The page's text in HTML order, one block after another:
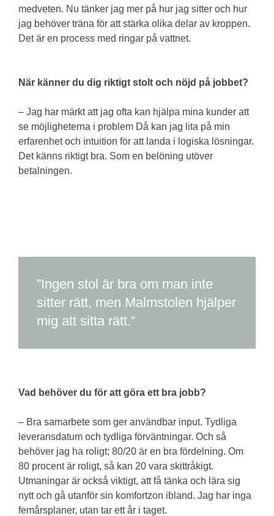
medveten. Nu tänker jag mer på hur jag sitter och hur
jag behöver träna för att stärka olika delar av kroppen.
Det är en process med ringar på vattnet.
När känner du dig riktigt stolt och nöjd på jobbet?
– Jag har märkt att jag ofta kan hjälpa mina kunder att
se möjligheterna i problem Då kan jag lita på min
erfarenhet och intuition för att landa i logiska lösningar.
Det känns riktigt bra. Som en belöning utöver
betalningen.
”Ingen stol är bra om man inte
sitter rätt, men Malmstolen hjälper
mig att sitta rätt.”
Vad behöver du för att göra ett bra jobb?
– Bra samarbete som ger användbar input. Tydliga
leveransdatum och tydliga förväntningar. Och så
behöver jag ha roligt; 80/20 är en bra fördelning. Om
80 procent är roligt, så kan 20 vara skittråkigt.
Utmaningar är också viktigt, att få tänka och lära sig
nytt och gå utanför sin komfortzon ibland. Jag har inga
femårsplaner, utan tar ett år i taget.